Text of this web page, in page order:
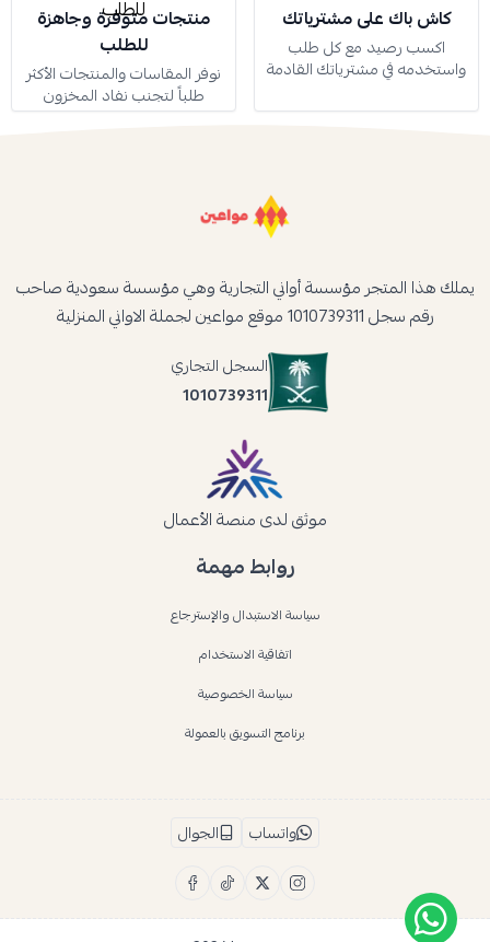
كاش باك على مشترياتك
اكسب رصيد مع كل طلب
واستخدمه في مشترياتك القادمة
منتجات متوفرة وجاهزة
للطلب
نوفر المقاسات والمنتجات الأكثر
طلباً لتجنب نفاد المخزون
روابط مهمة
سياسة الاستبدال والإسترجاع
اتفاقية الاستخدام
سياسة الخصوصية
برنامج التسويق بالعمولة
يملك هذا المتجر مؤسسة أواني التجارية وهي مؤسسة سعودية صاحب
رقم سجل 1010739311 موقع مواعين لجملة الاواني المنزلية
السجل التجاري
1010739311
موثق لدى منصة الأعمال
واتساب الجوال